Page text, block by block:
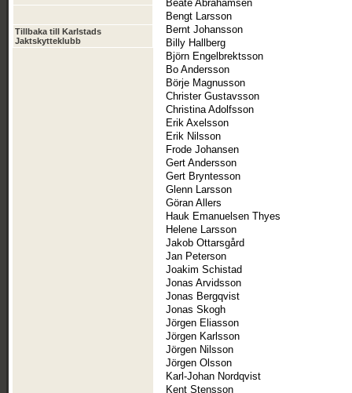
Tillbaka till Karlstads
Jaktskytteklubb
Beate Abrahamsen
Bengt Larsson
Bernt Johansson
Billy Hallberg
Björn Engelbrektsson
Bo Andersson
Börje Magnusson
Christer Gustavsson
Christina Adolfsson
Erik Axelsson
Erik Nilsson
Frode Johansen
Gert Andersson
Gert Bryntesson
Glenn Larsson
Göran Allers
Hauk Emanuelsen Thyes
Helene Larsson
Jakob Ottarsgård
Jan Peterson
Joakim Schistad
Jonas Arvidsson
Jonas Bergqvist
Jonas Skogh
Jörgen Eliasson
Jörgen Karlsson
Jörgen Nilsson
Jörgen Olsson
Karl-Johan Nordqvist
Kent Stensson